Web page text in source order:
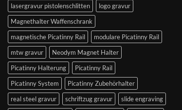
lasergravur pistolenschlitten
logo gravur
Magnethalter Waffenschrank
magnetische Picatinny Rail
modulare Picatinny Rail
mtw gravur
Neodym Magnet Halter
Picatinny Halterung
Picatinny Rail
Picatinny System
Picatinny Zubehörhalter
real steel gravur
schriftzug gravur
slide engraving